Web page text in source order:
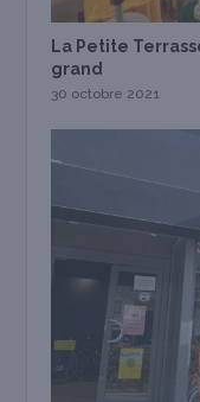
La Petite
grand
30 octobre 2021